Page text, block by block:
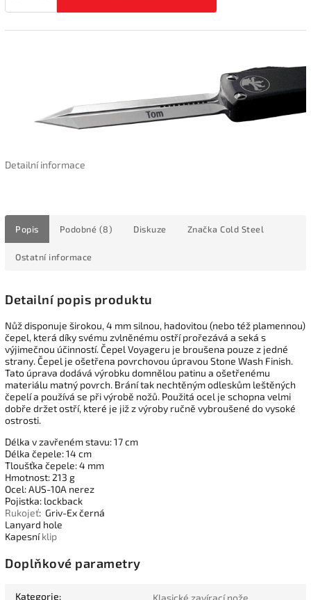
Detailní informace
Popis Podobné (8) Diskuze Značka Cold Steel
Ostatní informace
Detailní popis produktu
Nůž disponuje širokou, 4 mm silnou, hadovitou (nebo též plamennou)
čepel, která díky svému zvlněnému ostří prořezává a seká s
výjimečnou účinností. Čepel Voyageru je broušena pouze z jedné
strany. Čepel je ošetřena povrchovou úpravou Stone Wash Finish.
Tato úprava dodává výrobku domnělou patinu a ošetřenému
materiálu matný povrch. Brání tak nechtěným odleskům leštěných
čepelí a používá se při výrobě nožů. Použitá ocel je schopna velmi
dobře držet ostří, které je již z výroby ručně vybroušené do vysoké
ostrosti.
Délka v zavřeném stavu: 17 cm
Délka čepele: 14 cm
Tloušťka čepele: 4 mm
Hmotnost: 213 g
Ocel: AUS-10A nerez
Pojistka: lockback
Rukojeť: Griv-Ex černá
Lanyard hole
Kapesníklip
Doplňkové parametry
Kategorie: Klasické zavírací nože